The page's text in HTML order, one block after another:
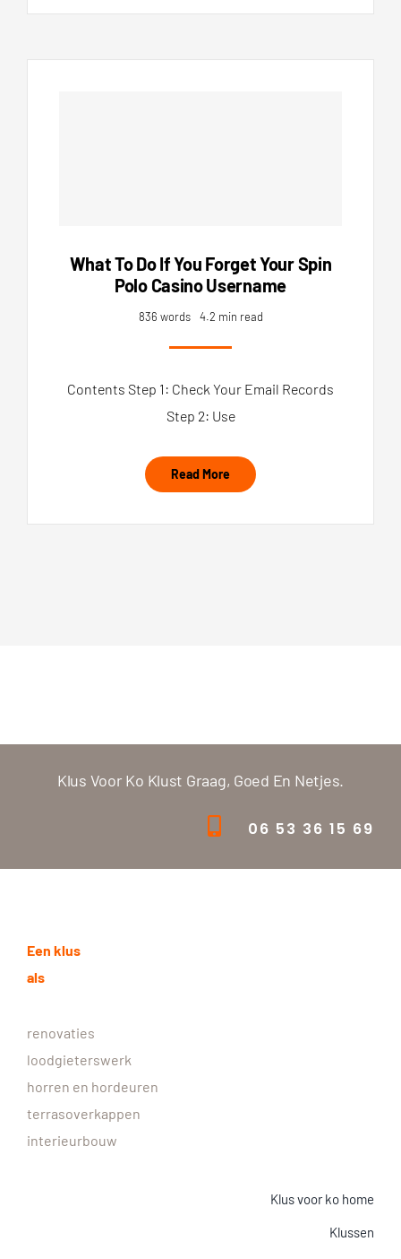
What To Do If You Forget Your Spin
Polo Casino Username
836 words 4.2 min read
Contents Step 1: Check Your Email Records
Step 2: Use
Read More
Klus Voor Ko Klust Graag, Goed En Netjes.
06 53 36 15 69
Een klus
als
renovaties
loodgieterswerk
horren en hordeuren
terrasoverkappen
interieurbouw
Klus voor ko home
Klussen